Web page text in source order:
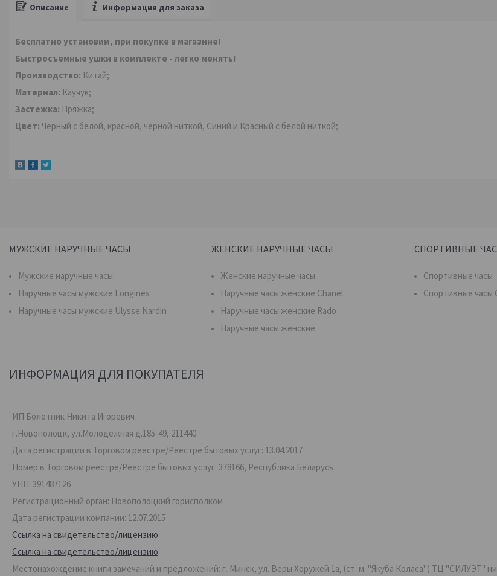
Описание Информация для заказа
Бесплатно установим, при покупке в магазине!
Быстросъемные ушки в комплекте - легко менять!
Производство: Китай;
Материал: Каучук;
Застежка: Пряжка;
Цвет: Черный с белой, красной, черной ниткой, Синий и Красный с белой ниткой;
МУЖСКИЕ НАРУЧНЫЕ ЧАСЫ
Мужские наручные часы
Наручные часы мужские Longines
Наручные часы мужские Ulysse Nardin
ЖЕНСКИЕ НАРУЧНЫЕ ЧАСЫ
Женские наручные часы
Наручные часы женские Chanel
Наручные часы женские Rado
Наручные часы женские
СПОРТИВНЫЕ
Спортивные часы
Спортивные часы
ИНФОРМАЦИЯ ДЛЯ ПОКУПАТЕЛЯ
ИП Болотник Никита Игоревич
г.Новополоцк, ул.Молодежная д.185-49, 211440
Дата регистрации в Торговом реестре/Реестре бытовых услуг: 13.04.2017
Номер в Торговом реестре/Реестре бытовых услуг: 378166, Республика Беларусь
УНП: 391487126
Регистрационный орган: Новополоцкий горисполком
Дата регистрации компании: 12.07.2015
Ссылка на свидетельство/лицензию
Ссылка на свидетельство/лицензию
Местонахождение книги замечаний и предложений: г. Минск, ул. Веры Хоружей 1а, (ст. м. "Якуба Коласа") ТЦ "СИЛУЭТ"